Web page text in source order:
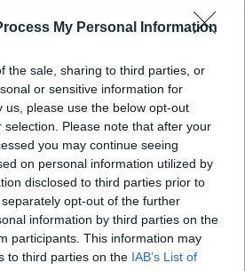
My Personal Information
the sale, sharing to third parties, or
or sensitive information for
us, please use the below opt-out
Please note that after your
you may continue seeing
on personal information utilized by
disclosed to third parties prior to
opt-out of the further
information by third parties on the
participants. This information may
to third parties on the IAB’s List of
bicikliről, hogy te
dolgok, amik
történtek velem